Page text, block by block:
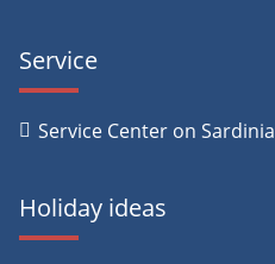
Service
Service Center on Sardinia
Holiday ideas